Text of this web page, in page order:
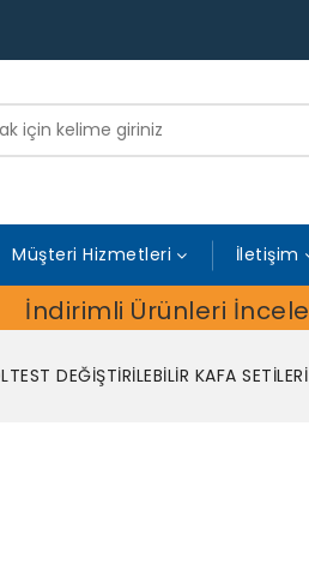
Müşteri Hizmetleri İletişim
İndirimli Ürünleri İncele
DEĞİŞTİRİLEBİLİR KAFA SETİLERİ